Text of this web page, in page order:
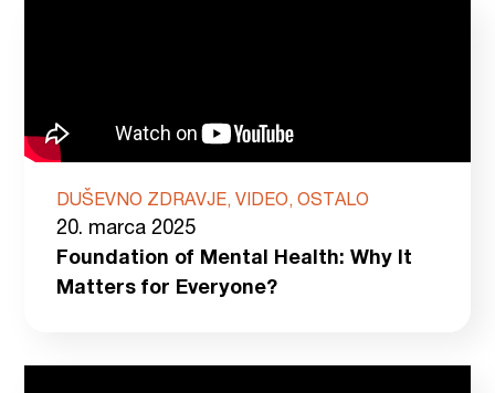
DUŠEVNO ZDRAVJE, VIDEO, OSTALO
20. marca 2025
Foundation of Mental Health: Why It
Matters for Everyone?